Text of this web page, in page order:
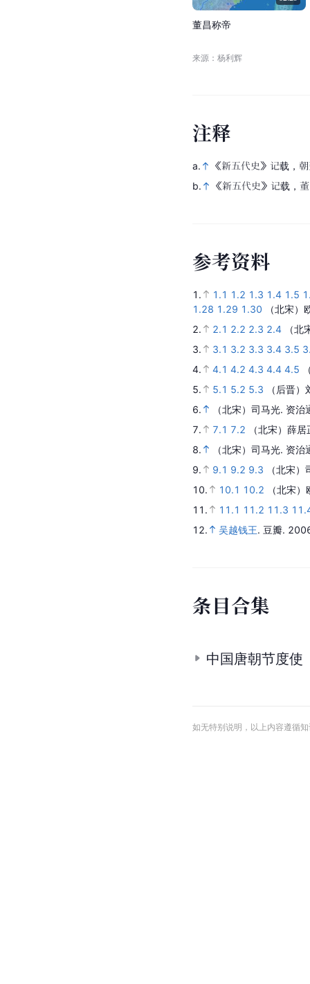
董昌称帝
来源：杨利辉
注释
a.
《新五代史》记载，
b.
《新五代史》记载，
参考资料
1. 1.1 1.2 1.3 1.4 1.5
1.28 1.29 1.30
（北宋
2.
2.1 2.2 2.3 2.4
（
3.
3.1 3.2 3.3 3.4 3.5
4.
4.1 4.2 4.3 4.4 4.5
5.
5.1 5.2 5.3
（后晋
6.
（北宋）司马光. 资治
7.
7.1 7.2
（北宋）薛
8.
（北宋）司马光. 资治
9.
9.1 9.2 9.3
（北宋
10.
10.1 10.2
（北宋
11.
11.1 11.2 11.3
12.
吴越钱王. 豆瓣.
条目合集
中国唐朝节度使
如无特别说明，以上内容遵循